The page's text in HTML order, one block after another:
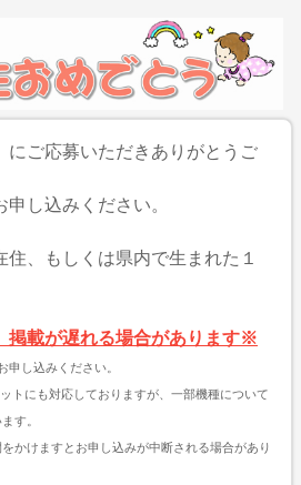
にご応募いただきありがとうご
し込みください。
、もしくは県内で生まれた１
掲載が遅れる場合があります※
し込みください。
トにも対応しておりますが、一部機種について
す。
かけますとお申し込みが中断される場合があり